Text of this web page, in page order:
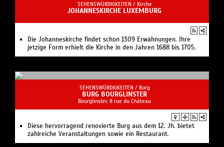
SEHENSWÜRDIGKEITEN / Kirche
JOHANNESKIRCHE LUXEMBURG
Die Johanneskirche findet schon 1309 Erwähnungen. Ihre
jetzige Form erhielt die Kirche in den Jahren 1688 bis 1705.
SEHENSWÜRDIGKEITEN / Burg
BURG BOURGLINSTER
Bourglinster, 8 rue du Château
Diese hervorragend renovierte Burg aus dem 12. Jh. bietet
zahlreiche Veranstaltungen sowie ein Restaurant.